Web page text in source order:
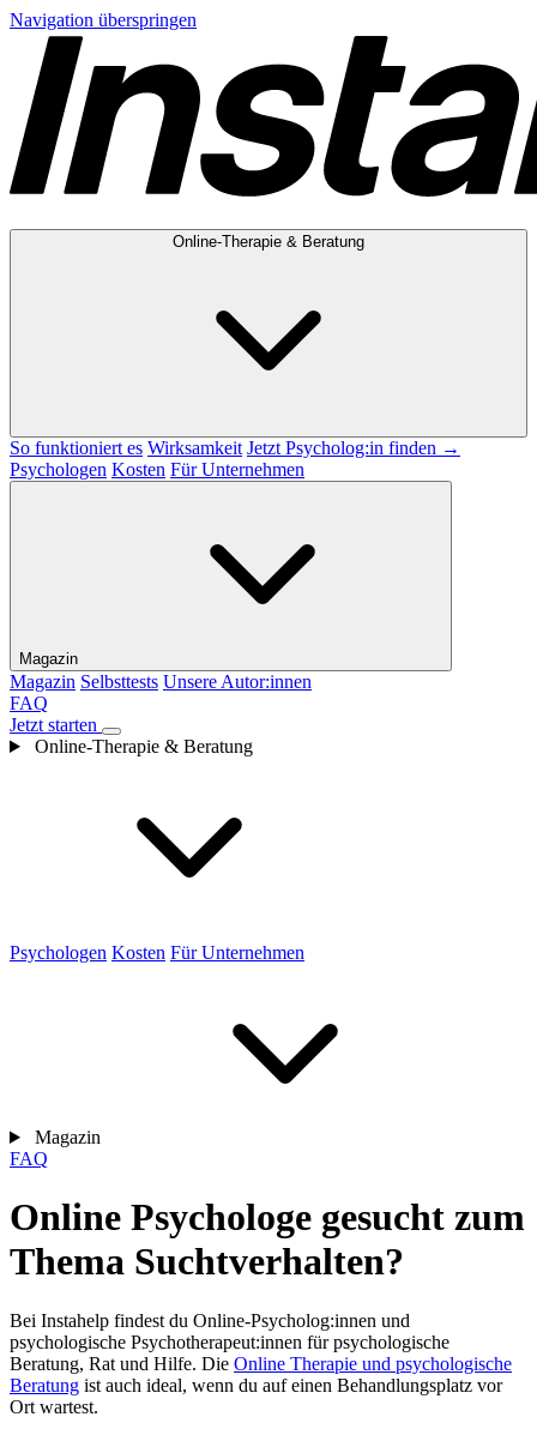
Navigation überspringen
Online-Therapie & Beratung
So funktioniert es Wirksamkeit Jetzt Psycholog:in finden →
Psychologen Kosten Für Unternehmen
Magazin
Magazin Selbsttests Unsere Autor:innen
FAQ
Jetzt starten
Online-Therapie & Beratung
Psychologen Kosten Für Unternehmen
Magazin
FAQ
Online Psychologe gesucht zum
Thema Suchtverhalten?
Bei Instahelp findest du Online-Psycholog:innen und
psychologische Psychotherapeut:innen für psychologische
Beratung, Rat und Hilfe. Die Online Therapie und psychologische
Beratung ist auch ideal, wenn du auf einen Behandlungsplatz vor
Ort wartest.